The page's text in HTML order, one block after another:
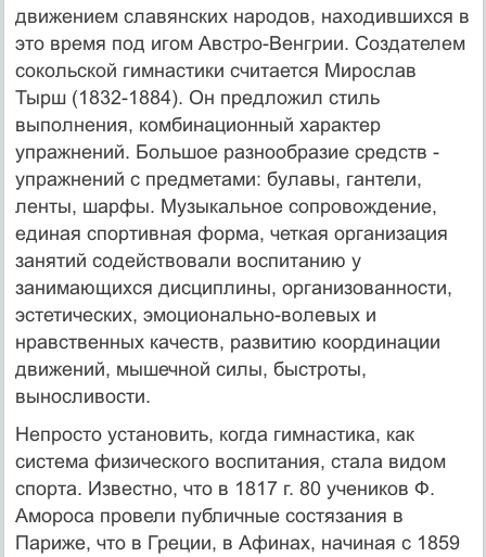
движением славянских народов, находившихся в
это время под игом Австро-Венгрии. Создателем
сокольской гимнастики считается Мирослав
Тырш (1832-1884). Он предложил стиль
выполнения, комбинационный характер
упражнений. Большое разнообразие средств -
упражнений с предметами: булавы, гантели,
ленты, шарфы. Музыкальное сопровождение,
единая спортивная форма, четкая организация
занятий содействовали воспитанию у
занимающихся дисциплины, организованности,
эстетических, эмоционально-волевых и
нравственных качеств, развитию координации
движений, мышечной силы, быстроты,
выносливости.
Непросто установить, когда гимнастика, как
система физического воспитания, стала видом
спорта. Известно, что в 1817 г. 80 учеников Ф.
Амороса провели публичные состязания в
Париже, что в Греции, в Афинах, начиная с 1859